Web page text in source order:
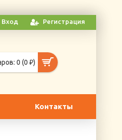
Вход Регистрация
0 (0 ₽)
Контакты